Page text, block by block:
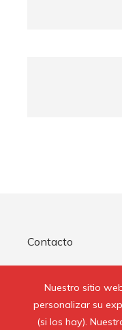
Nuestro sitio
personalizar su
(si los hay).
Contacto
Quienes Somos